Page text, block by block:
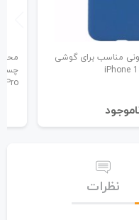
مناسب برای گوشی
Pro
نظرات